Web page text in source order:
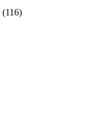
(116)